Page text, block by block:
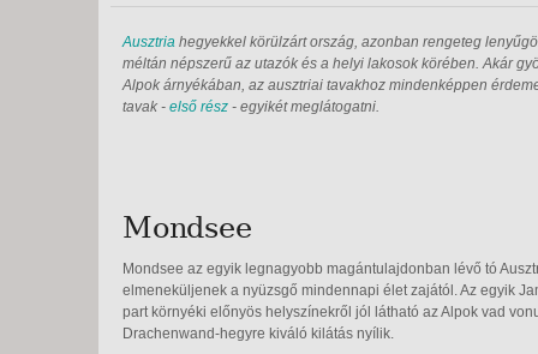
Ausztria hegyekkel körülzárt ország, azonban rengeteg
méltán népszerű az utazók és a helyi lakosok körében. Akár
Alpok árnyékában, az ausztriai tavakhoz mindenképpen
tavak - első rész - egyikét meglátogatni.
Mondsee
Mondsee az egyik legnagyobb magántulajdonban lévő tó
elmeneküljenek a nyüzsgő mindennapi élet zajától. Az egyik
part környéki előnyös helyszínekről jól látható az Alpok vad
Drachenwand-hegyre kiváló kilátás nyílik.